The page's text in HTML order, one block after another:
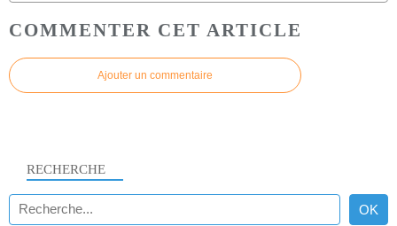
COMMENTER CET ARTICLE
Ajouter un commentaire
RECHERCHE